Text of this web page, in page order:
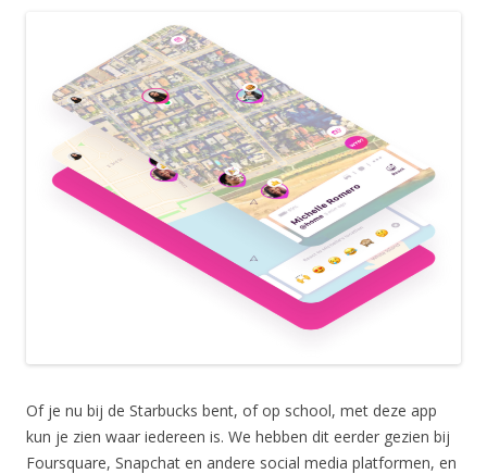
Of je nu bij de Starbucks bent, of op school, met deze app
kun je zien waar iedereen is. We hebben dit eerder gezien bij
Foursquare, Snapchat en andere social media platformen, en